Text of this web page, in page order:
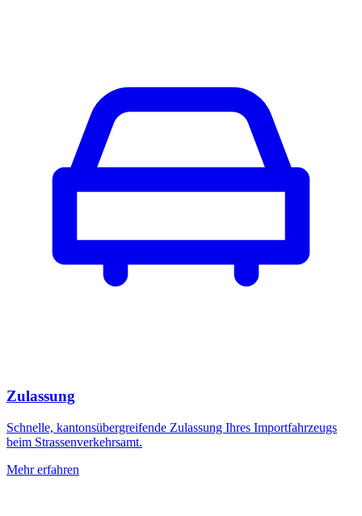
Zulassung
Schnelle, kantonsübergreifende Zulassung Ihres Importfahrzeugs
beim Strassenverkehrsamt.
Mehr erfahren